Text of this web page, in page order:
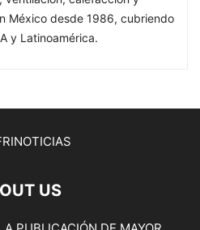
México desde 1986, cubriendo
y Latinoamérica.
US